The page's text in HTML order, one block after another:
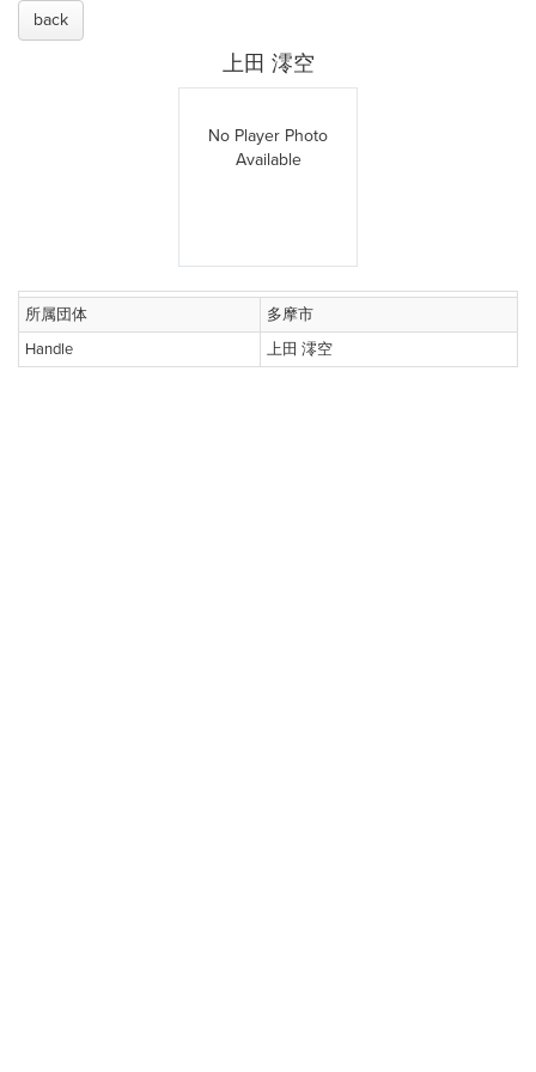
back
上田 澪空
No Player Photo
Available
所属団体
多摩市
Handle
上田 澪空